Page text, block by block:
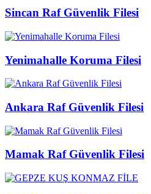
Sincan Raf Güvenlik Filesi
Yenimahalle Koruma Filesi
Ankara Raf Güvenlik Filesi
Mamak Raf Güvenlik Filesi